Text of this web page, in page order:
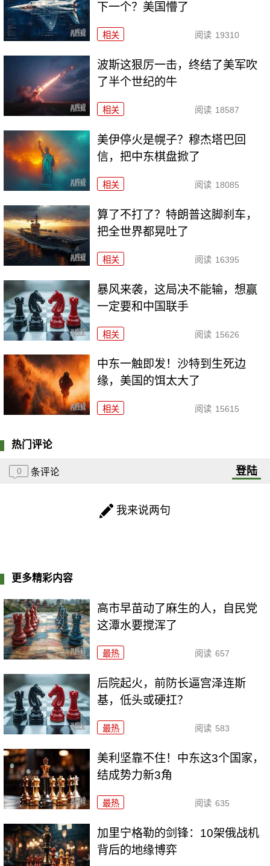
下一个？美国懵了
相关 阅读 19310
波斯这狠厉一击，终结了美军吹
了半个世纪的牛
相关 阅读 18587
美伊停火是幌子？穆杰塔巴回
信，把中东棋盘掀了
相关 阅读 18085
算了不打了？特朗普这脚刹车，
把全世界都晃吐了
相关 阅读 16395
暴风来袭，这局决不能输，想赢
一定要和中国联手
相关 阅读 15626
中东一触即发！沙特到生死边
缘，美国的饵太大了
相关 阅读 15615
热门评论
0 条评论 登陆
我来说两句
更多精彩内容
高市早苗动了麻生的人，自民党
这潭水要搅浑了
最热 阅读 657
后院起火，前防长逼宫泽连斯
基，低头或硬扛？
最热 阅读 583
美利坚靠不住！中东这3个国家，
结成势力新3角
最热 阅读 635
加里宁格勒的剑锋：10架俄战机
背后的地缘博弈